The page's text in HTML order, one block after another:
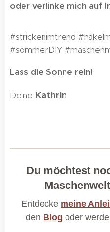
oder verlinke mich auf
#strickenimtrend
#sommerDIY
Lass die Sonne rein!
Deine Kathrin
Du möchtest
Entdecke meine
den Blog oder